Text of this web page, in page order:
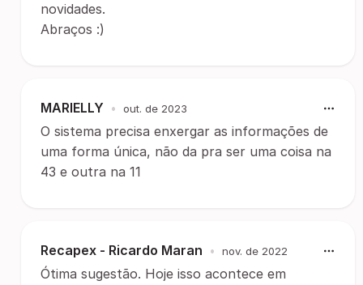
novidades.
Abraços :)
MARIELLY • out. de 2023
O sistema precisa enxergar as informações de
uma forma única, não da pra ser uma coisa na
43 e outra na 11
Recapex - Ricardo Maran • nov. de 2022
Ótima sugestão. Hoje isso acontece em